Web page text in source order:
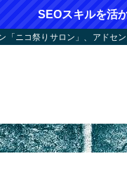
SEOスキルを活
ニコ祭りサロン」、アド